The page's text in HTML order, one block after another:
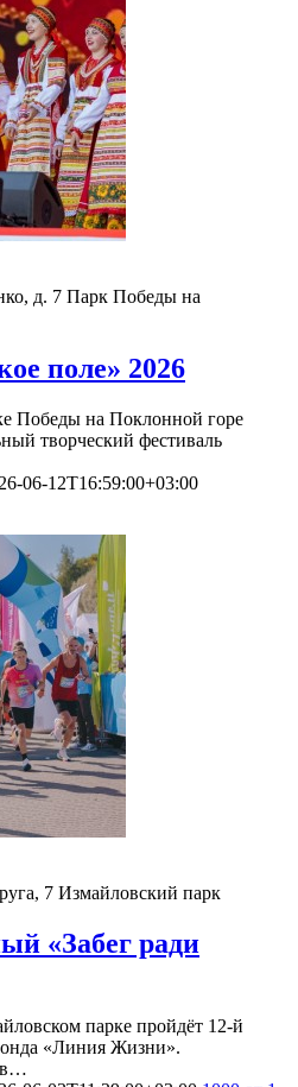
д. 7 Парк Победы на
поле» 2026
Победы на Поклонной горе
творческий фестиваль
06-12T16:59:00+03:00
7 Измайловский парк
«Забег ради
парке пройдёт 12-й
«Линия Жизни».